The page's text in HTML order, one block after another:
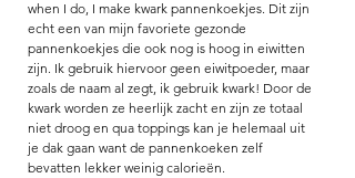
when I do, I make kwark pannenkoekjes. Dit zijn
echt een van mijn favoriete gezonde
pannenkoekjes die ook nog is hoog in eiwitten
zijn. Ik gebruik hiervoor geen eiwitpoeder, maar
zoals de naam al zegt, ik gebruik kwark! Door de
kwark worden ze heerlijk zacht en zijn ze totaal
niet droog en qua toppings kan je helemaal uit
je dak gaan want de pannenkoeken zelf
bevatten lekker weinig calorieën.